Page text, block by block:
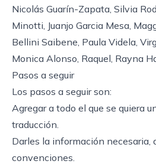
Nicolás Guarín-Zapata, Silvia
Minotti, Juanjo Garcia Mesa,
Bellini Saibene, Paula Videla,
Monica Alonso, Raquel, Rayna
Pasos a seguir
Los pasos a seguir son:
Agregar a todo el que se quiera
traducción.
Darles la información necesaria,
convenciones